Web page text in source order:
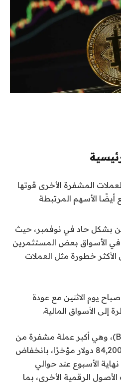
المشفرة الأخرى قوتها
أيضًا الأسهم المرتبطة
بشكل حاد في نوفمبر، حيث
في الأسواق بعض المستثمرين
خطورة مثل العملات
يوم الاثنين مع عودة
إلى الأسواق المالية.
تم تداول بيتكوين (BTCUSD)، وهي أكبر عملة مشفرة من
حيث القيمة السوقية، عند 84,200 دولار مؤخرًا، بانخفاض
الأسبوع عند حوالي
الأصول الرقمية الأخرى، بما